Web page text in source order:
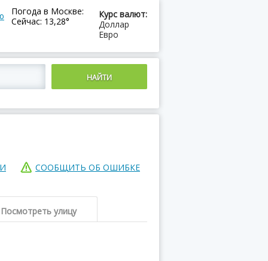
Курс валют:
Доллар
Евро
Погода в Москве:
Сейчас: 13,28°
СООБЩИТЬ ОБ ОШИБКЕ
Посмотреть улицу